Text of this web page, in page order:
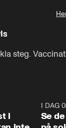
steg.
i
I DAG
Se